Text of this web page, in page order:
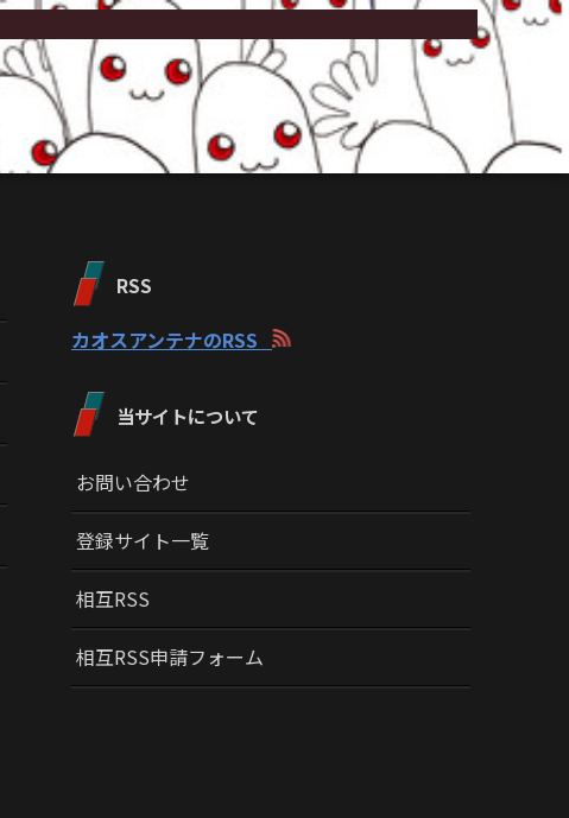
RSS
カオスアンテナのRSS
当サイトについて
お問い合わせ
登録サイト一覧
相互RSS
相互RSS申請フォーム